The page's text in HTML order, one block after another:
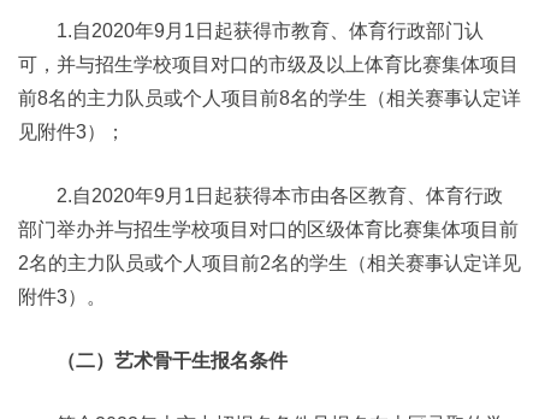
1.自2020年9月1日起获得市教育、体育行政部门认
可，并与招生学校项目对口的市级及以上体育比赛集体项目
前8名的主力队员或个人项目前8名的学生（相关赛事认定详
见附件3）；
2.自2020年9月1日起获得本市由各区教育、体育行政
部门举办并与招生学校项目对口的区级体育比赛集体项目前
2名的主力队员或个人项目前2名的学生（相关赛事认定详见
附件3）。
（二）艺术骨干生报名条件